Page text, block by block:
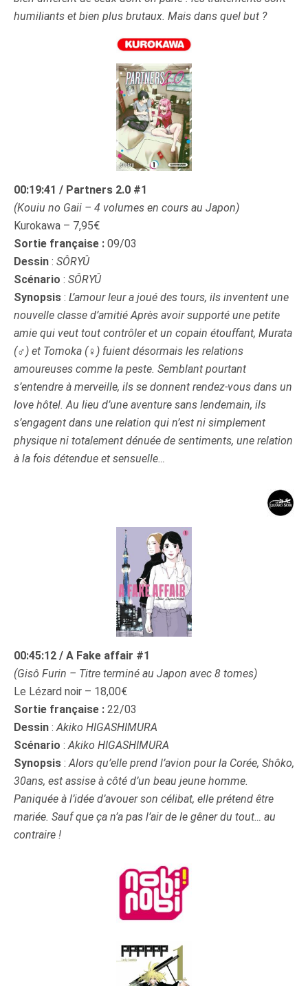
humiliants et bien plus brutaux. Mais dans quel but ?
00:19:41 / Partners 2.0 #1
(Kouiu no Gaii – 4 volumes en cours au Japon)
Kurokawa – 7,95€
Sortie française : 09/03
Dessin : SÔRYÛ
Scénario : SÔRYÛ
Synopsis : L’amour leur a joué des tours, ils inventent une
nouvelle classe d’amitié Après avoir supporté une petite
amie qui veut tout contrôler et un copain étouffant, Murata
(♂) et Tomoka (♀) fuient désormais les relations
amoureuses comme la peste. Semblant pourtant
s’entendre à merveille, ils se donnent rendez-vous dans un
love hôtel. Au lieu d’une aventure sans lendemain, ils
s’engagent dans une relation qui n’est ni simplement
physique ni totalement dénuée de sentiments, une relation
à la fois détendue et sensuelle…
00:45:12 / A Fake affair #1
(Gisô Furin – Titre terminé au Japon avec 8 tomes)
Le Lézard noir – 18,00€
Sortie française : 22/03
Dessin : Akiko HIGASHIMURA
Scénario : Akiko HIGASHIMURA
Synopsis : Alors qu’elle prend l’avion pour la Corée, Shôko,
30ans, est assise à côté d’un beau jeune homme.
Paniquée à l’idée d’avouer son célibat, elle prétend être
mariée. Sauf que ça n’a pas l’air de le gêner du tout… au
contraire !